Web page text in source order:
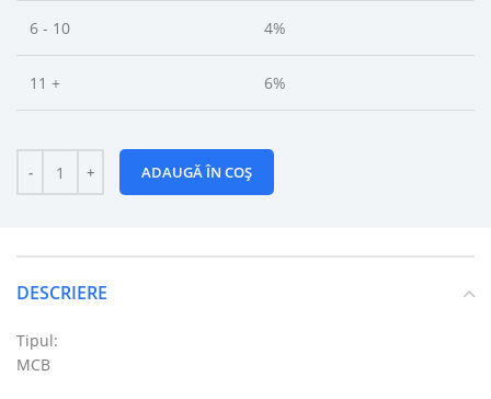
6 - 10 4%
11 + 6%
ADAUGĂ ÎN COȘ
DESCRIERE
Tipul:
MCB